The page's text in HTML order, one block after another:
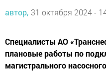
автор, 31 октября 2024 -
Специалисты АО
плановые работы по
магистрального